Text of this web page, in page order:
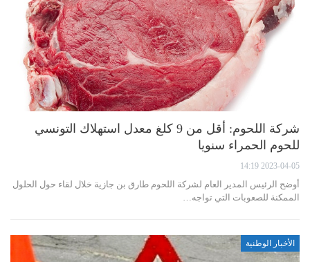
شركة اللحوم: أقل من 9 كلغ معدل استهلاك التونسي
للحوم الحمراء سنويا
2023-04-05 14:19
أوضح الرئيس المدير العام لشركة اللحوم طارق بن جازية خلال لقاء حول الحلول
الممكنة للصعوبات التي تواجه…
الأخبار الوطنية